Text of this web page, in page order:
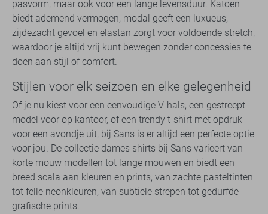
pasvorm, maar ook voor een lange levensduur. Katoen
biedt ademend vermogen, modal geeft een luxueus,
zijdezacht gevoel en elastan zorgt voor voldoende stretch,
waardoor je altijd vrij kunt bewegen zonder concessies te
doen aan stijl of comfort.
Stijlen voor elk seizoen en elke gelegenheid
Of je nu kiest voor een eenvoudige V-hals, een gestreept
model voor op kantoor, of een trendy t-shirt met opdruk
voor een avondje uit, bij Sans is er altijd een perfecte optie
voor jou. De collectie dames shirts bij Sans varieert van
korte mouw modellen tot lange mouwen en biedt een
breed scala aan kleuren en prints, van zachte pasteltinten
tot felle neonkleuren, van subtiele strepen tot gedurfde
grafische prints.